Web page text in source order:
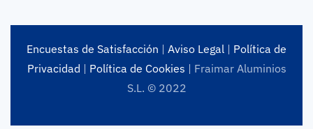
Encuestas de Satisfacción | Aviso Legal | Política de
Privacidad | Política de Cookies | Fraimar Aluminios
S.L. © 2022